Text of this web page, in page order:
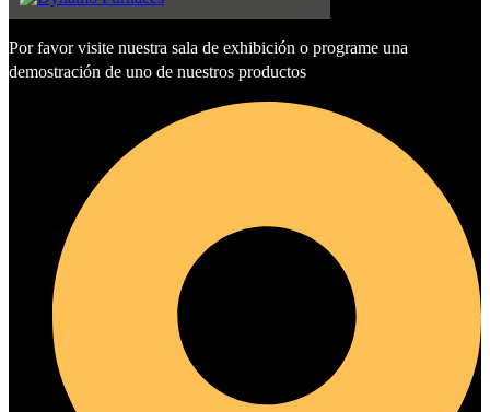
Por favor visite nuestra sala de exhibición o programe una
demostración de uno de nuestros productos